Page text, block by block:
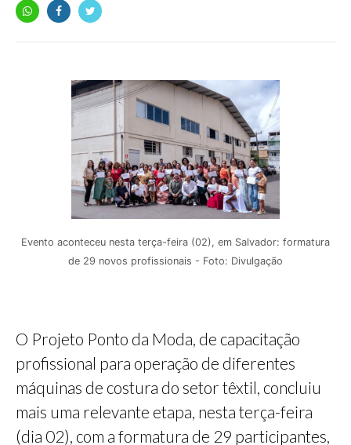
Evento aconteceu nesta terça-feira (02), em Salvador: formatura
de 29 novos profissionais - Foto: Divulgação
O Projeto Ponto da Moda, de capacitação
profissional para operação de diferentes
máquinas de costura do setor têxtil, concluiu
mais uma relevante etapa, nesta terça-feira
(dia 02), com a formatura de 29 participantes,